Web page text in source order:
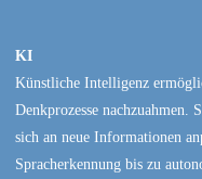
KI
Künstliche Intelligenz
Denkprozesse nachzuahmen.
sich an neue Informationen
Spracherkennung bis zu